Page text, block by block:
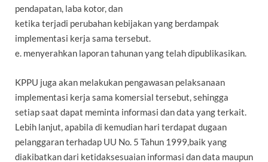
pendapatan, laba kotor, dan
ketika terjadi perubahan kebijakan yang berdampak
implementasi kerja sama tersebut.
e. menyerahkan laporan tahunan yang telah dipublikasikan.
KPPU juga akan melakukan pengawasan pelaksanaan
implementasi kerja sama komersial tersebut, sehingga
setiap saat dapat meminta informasi dan data yang terkait.
Lebih lanjut, apabila di kemudian hari terdapat dugaan
pelanggaran terhadap UU No. 5 Tahun 1999,baik yang
diakibatkan dari ketidaksesuaian informasi dan data maupun